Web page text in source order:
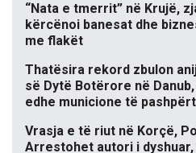
“Nata e tmerrit” në Krujë,
kërcënoi banesat dhe
me flakët
Thatësira rekord zbulon
së Dytë Botërore në
edhe municione të
Vrasja e të riut në Korçë,
Arrestohet autori i